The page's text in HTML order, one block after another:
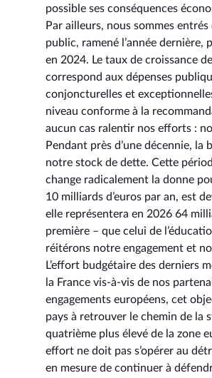
possible ses conséquences
Par ailleurs, nous sommes
public, ramené l’année dernière,
en 2024. Le taux de croissance
correspond aux dépenses
conjoncturelles et
niveau conforme à la
aucun cas ralentir nos efforts :
Pendant près d’une décennie,
notre stock de dette. Cette
change radicalement la donne
10 milliards d’euros par an, est
elle représentera en 2026 64
première – que celui de
réitérons notre engagement et
L’effort budgétaire des derniers
la France vis-à-vis de nos
engagements européens, cet
pays à retrouver le chemin de la
quatrième plus élevé de la zone
effort ne doit pas s’opérer au
en mesure de continuer à